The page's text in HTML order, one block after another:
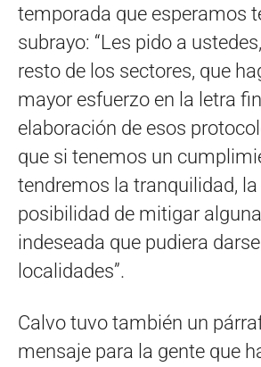
temporada que esperamos
subrayo: “Les pido a
resto de los sectores, que
mayor esfuerzo en la letra
elaboración de esos
que si tenemos un
tendremos la tranquilidad,
posibilidad de mitigar
indeseada que pudiera
localidades”.
Calvo tuvo también un
mensaje para la gente que